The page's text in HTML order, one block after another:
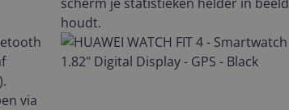
houdt.
via